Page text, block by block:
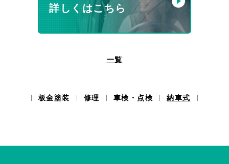
詳しくはこちら
一覧
板金塗装 修理 車検・点検 納車式